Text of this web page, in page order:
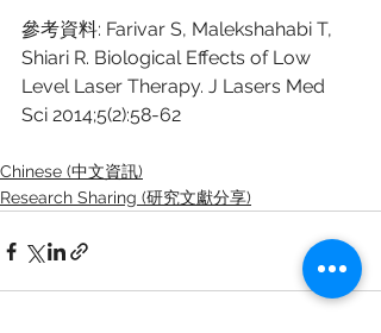
參考資料: Farivar S, Malekshahabi T,
Shiari R. Biological Effects of Low
Level Laser Therapy. J Lasers Med
Sci 2014;5(2):58-62
Chinese (中文資訊)
Research Sharing (研究文獻分享)